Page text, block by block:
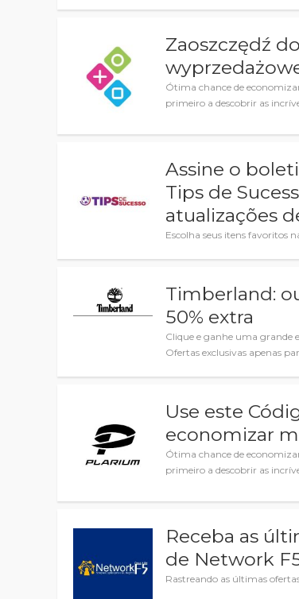
Zaoszczędź
Ótima chance de
primeiro a descobrir as
Assine o
Tips de
atualizações
Escolha seus itens favoritos
Timberland:
50% extra
Clique e ganhe uma grande
Ofertas exclusivas apenas
Use este
economizar
Ótima chance de
primeiro a descobrir as
Receba as
de Network
Rastreando as últimas